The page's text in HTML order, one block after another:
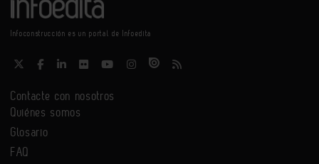
Infoconstrucción es un portal de Infoedita
Contacte con nosotros
Quiénes somos
Glosario
FAQ